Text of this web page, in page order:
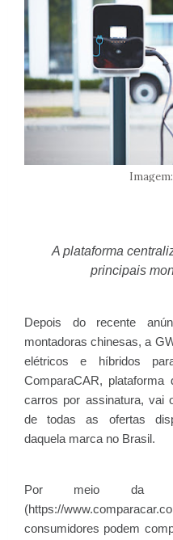
A plataforma
principais
Depois do recente
montadoras chinesas, a
elétricos e híbridos
ComparaCAR,
carros por assinatura, vai
de todas as ofertas
daquela marca no Brasil.
Por meio da
(https://
consumidores podem